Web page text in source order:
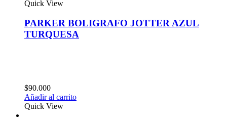
Quick View
PARKER BOLIGRAFO JOTTER AZUL
TURQUESA
$90.000
Añadir al carrito
Quick View